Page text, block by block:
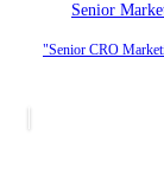
Senior
"Senior CRO